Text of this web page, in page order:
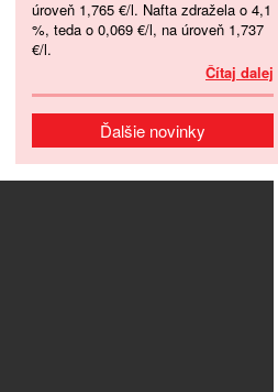
úroveň 1,765 €/l. Nafta zdražela o 4,1
%, teda o 0,069 €/l, na úroveň 1,737
€/l.
Čítaj dalej
Ďalšie novinky